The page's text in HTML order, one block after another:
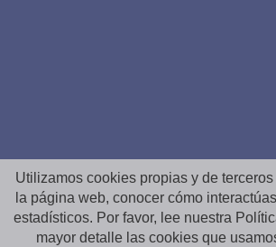
Utilizamos cookies propias y de
la página web, conocer cómo
estadísticos. Por favor, lee nuestra
mayor detalle las cookies que